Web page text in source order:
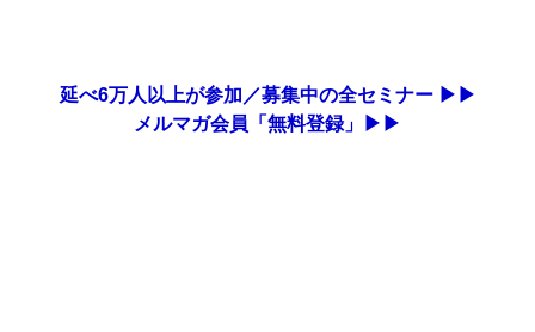
延べ6万人以上が参加／募集中の全セミナー ▶▶
メルマガ会員「無料登録」▶▶